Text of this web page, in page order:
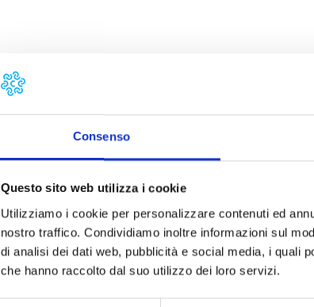
Consenso
Questo sito web utilizza i cookie
Utilizziamo i cookie per personalizzare contenuti ed
nostro traffico. Condividiamo inoltre informazioni sul
di analisi dei dati web, pubblicità e social media, i quali
che hanno raccolto dal suo utilizzo dei loro servizi.